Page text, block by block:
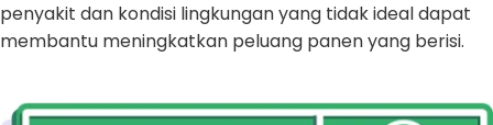
penyakit dan kondisi lingkungan yang tidak ideal dapat
membantu meningkatkan peluang panen yang berisi.